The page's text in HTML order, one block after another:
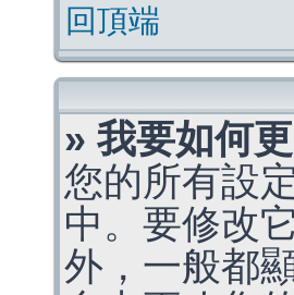
回頂端
» 我要如何
您的所有設
中。要修改
外，一般都